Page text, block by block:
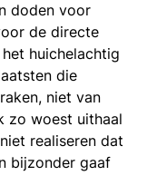
doden voor
de directe
huichelachtig
die
niet van
zo woest uithaal
realiseren dat
bijzonder gaaf